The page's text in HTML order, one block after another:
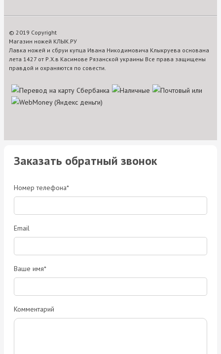
© 2019 Copyright
Магазин ножей КЛЫК.РУ
Лавка ножей и сбруи купца Ивана Никодимовича Клыкруева основана
лета 1427 от Р.Х.в Касимове Рязанской украины Все права защищены
правдой и охраняются по совести.
Заказать обратный звонок
Номер телефона*
Email
Ваше имя*
Комментарий